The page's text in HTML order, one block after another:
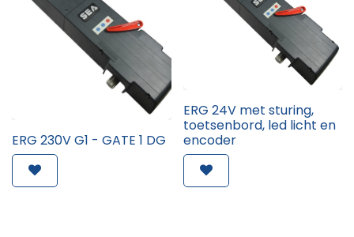
ERG 230V G1 - GATE 1 DG
ERG 24V met sturing,
toetsenbord, led licht en
encoder